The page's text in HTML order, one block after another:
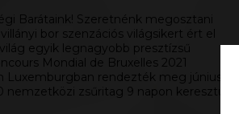
Barátaink! Szeretnénk megosztani
bor szenzációs világsikert ért el
egyik legnagyobb presztízsű
Mondial de Bruxelles 2021
Luxemburgban rendezték meg június
nemzetközi zsűritag 9 napon keresztült